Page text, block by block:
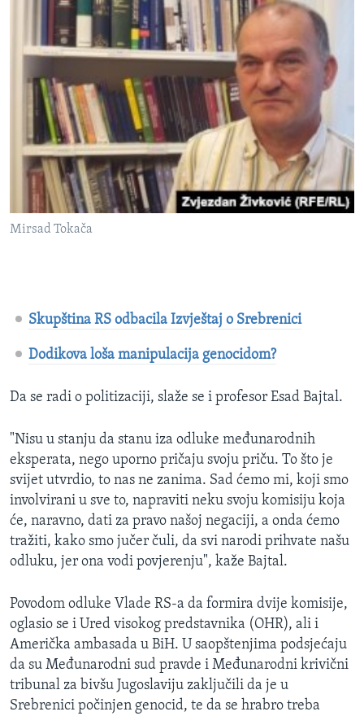
Mirsad Tokača
Skupština RS odbacila Izvještaj o Srebrenici
Dodikova loša manipulacija genocidom?
Da se radi o politizaciji, slaže se i profesor Esad Bajtal.
"Nisu u stanju da stanu iza odluke međunarodnih
eksperata, nego uporno pričaju svoju priču. To što je
svijet utvrdio, to nas ne zanima. Sad ćemo mi, koji smo
involvirani u sve to, napraviti neku svoju komisiju koja
će, naravno, dati za pravo našoj negaciji, a onda ćemo
tražiti, kako smo jučer čuli, da svi narodi prihvate našu
odluku, jer ona vodi povjerenju", kaže Bajtal.
Povodom odluke Vlade RS-a da formira dvije komisije,
oglasio se i Ured visokog predstavnika (OHR), ali i
Američka ambasada u BiH. U saopštenjima podsjećaju
da su Međunarodni sud pravde i Međunarodni krivični
tribunal za bivšu Jugoslaviju zaključili da je u
Srebrenici počinjen genocid, te da se hrabro treba